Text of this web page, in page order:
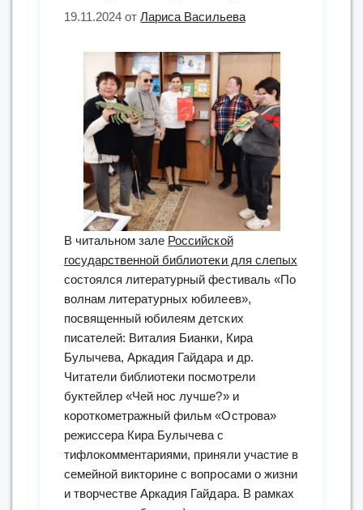
19.11.2024 отЛариса Васильева
В читальном зале Российской
государственной библиотеки для слепых
состоялся литературный фестиваль «По
волнам литературных юбилеев»,
посвященный юбилеям детских
писателей: Виталия Бианки, Кира
Булычева, Аркадия Гайдара и др.
Читатели библиотеки посмотрели
буктейлер «Чей нос лучше?» и
короткометражный фильм «Острова»
режиссера Кира Булычева с
тифлокомментариями, приняли участие в
семейной викторине с вопросами о жизни
и творчестве Аркадия Гайдара. В рамках